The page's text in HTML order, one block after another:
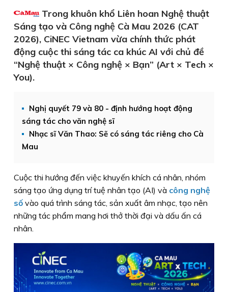
Trong khuôn khổ Liên hoan Nghệ thuật
Sáng tạo và Công nghệ Cà Mau 2026 (CAT
2026), CiNEC Vietnam vừa chính thức phát
động cuộc thi sáng tác ca khúc AI với chủ đề
“Nghệ thuật × Công nghệ × Bạn” (Art × Tech ×
You).
Nghị quyết 79 và 80 - định hướng hoạt động
sáng tác cho văn nghệ sĩ
Nhạc sĩ Văn Thao: Sẽ có sáng tác riêng cho Cà
Mau
Cuộc thi hướng đến việc khuyến khích cá nhân, nhóm
sáng tạo ứng dụng trí tuệ nhân tạo (AI) và công nghệ
số vào quá trình sáng tác, sản xuất âm nhạc, tạo nên
những tác phẩm mang hơi thở thời đại và dấu ấn cá
nhân.